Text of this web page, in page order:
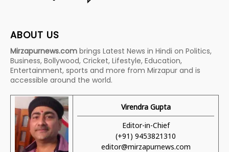
ABOUT US
Mirzapurnews.com brings Latest News in Hindi on Politics,
Business, Bollywood, Cricket, Lifestyle, Education,
Entertainment, sports and more from Mirzapur and is
accessible around the world.
Virendra Gupta
Editor-in-Chief
(+91) 9453821310
editor@mirzapurnews.com